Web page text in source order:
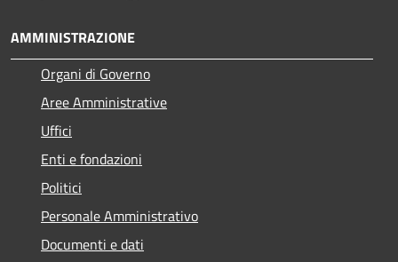
AMMINISTRAZIONE
Organi di Governo
Aree Amministrative
Uffici
Enti e fondazioni
Politici
Personale Amministrativo
Documenti e dati